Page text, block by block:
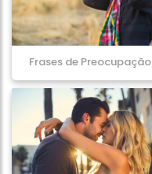
Frases de Preocupação